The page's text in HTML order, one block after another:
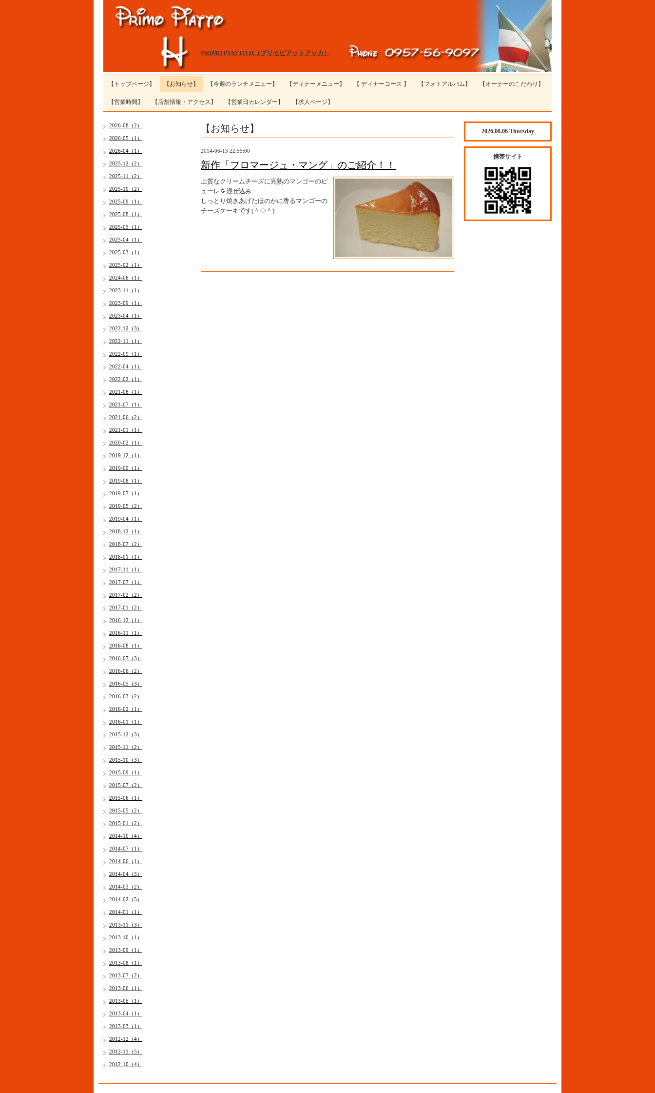
PRIMO PIATTO H（プリモピアットアッカ）
【トップページ】 【お知らせ】 【今週のランチメニュー】 【ディナーメニュー】 【 ディナーコース 】 【フォトアルバム】 【オーナーのこだわり】
【営業時間】 【店舗情報・アクセス】 【営業日カレンダー】 【求人ページ】
【お知らせ】
2014-06-13 22:55:00
新作「フロマージュ・マング」のご紹介！！
上質なクリームチーズに完熟のマンゴーのピ
ューレを混ぜ込み
しっとり焼きあげたほのかに香るマンゴーの
チーズケーキです(＾◇＾)
2026-08（2）
2026-05（1）
2026-04（1）
2025-12（2）
2025-11（2）
2025-10（2）
2025-09（1）
2025-08（1）
2025-05（1）
2025-04（1）
2025-03（1）
2025-02（1）
2024-06（1）
2023-11（1）
2023-09（1）
2023-04（1）
2022-12（3）
2022-11（1）
2022-09（1）
2022-04（1）
2022-02（1）
2021-08（1）
2021-07（1）
2021-06（2）
2021-01（1）
2020-02（1）
2019-12（1）
2019-09（1）
2019-08（1）
2019-07（1）
2019-05（2）
2019-04（1）
2018-12（1）
2018-07（2）
2018-01（1）
2017-11（1）
2017-07（1）
2017-02（2）
2017-01（2）
2016-12（1）
2016-11（1）
2016-08（1）
2016-07（3）
2016-06（2）
2016-05（3）
2016-03（2）
2016-02（1）
2016-01（1）
2015-12（3）
2015-11（2）
2015-10（3）
2015-09（1）
2015-07（2）
2015-06（1）
2015-05（2）
2015-01（2）
2014-10（4）
2014-07（1）
2014-06（1）
2014-04（3）
2014-03（2）
2014-02（5）
2014-01（1）
2013-11（3）
2013-10（1）
2013-09（1）
2013-08（1）
2013-07（2）
2013-06（1）
2013-05（1）
2013-04（1）
2013-03（1）
2012-12（4）
2012-11（5）
2012-10（4）
2026.08.06 Thursday
携帯サイト